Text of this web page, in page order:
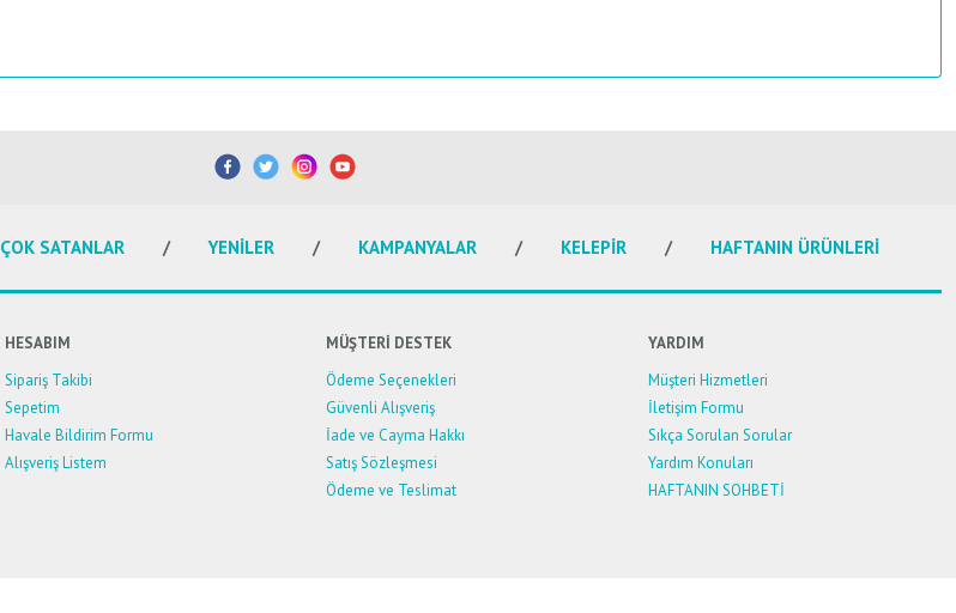
Bu ürüne ilk yorumu siz yapın!
Yorum Yaz
ÇOK SATANLAR YENİLER KAMPANYALAR KELEPİR HAFTANIN ÜRÜNLERİ
HESABIM
Sipariş Takibi
Sepetim
Havale Bildirim Formu
Alışveriş Listem
MÜŞTERİ DESTEK
Ödeme Seçenekleri
Güvenli Alışveriş
İade ve Cayma Hakkı
Satış Sözleşmesi
Ödeme ve Teslimat
YARDIM
Müşteri Hizmetleri
İletişim Formu
Sıkça Sorulan Sorular
Yardım Konuları
HAFTANIN SOHBETİ